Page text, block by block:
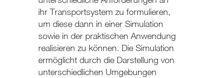
ihr Transportsystem zu formulieren,
um diese dann in einer Simulation
sowie in der praktischen Anwendung
realisieren zu können. Die Simulation
ermöglicht durch die Darstellung von
unterschiedlichen Umgebungen